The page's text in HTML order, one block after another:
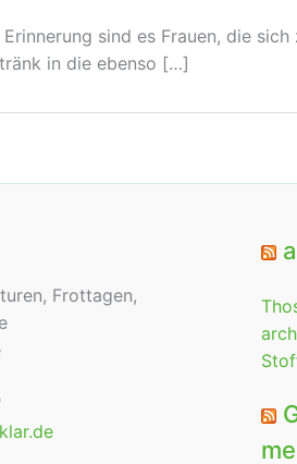
sind es Frauen, die
in die ebenso […]
Frottagen,